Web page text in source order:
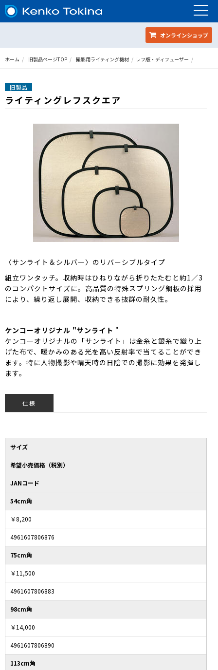
オンラインショップ
ホーム 旧製品ページTOP 撮影用ライティング機材 レフ版・ディフューザー
旧製品
ライティングレフスクエア
〈サンライト＆シルバー〉のリバーシブルタイプ
組立ワンタッチ。収納時はひねりながら折りたたむと約1／3
のコンパクトサイズに。高品質の特殊スプリング鋼板の採用
により、繰り返し展開、収納できる抜群の耐久性。
ケンコーオリジナル "サンライト "
ケンコーオリジナルの「サンライト」は金糸と銀糸で織り上
げた布で、暖かみのある光を高い反射率で当てることができ
ます。特に人物撮影や晴天時の日陰での撮影に効果を発揮し
ます。
仕様
サイズ
希望小売価格（税別）
JANコード
54cm角
￥8,200
4961607806876
75cm角
￥11,500
4961607806883
98cm角
￥14,000
4961607806890
113cm角